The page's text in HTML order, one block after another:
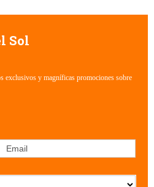
Sol
exclusivos y magníficas promociones sobre